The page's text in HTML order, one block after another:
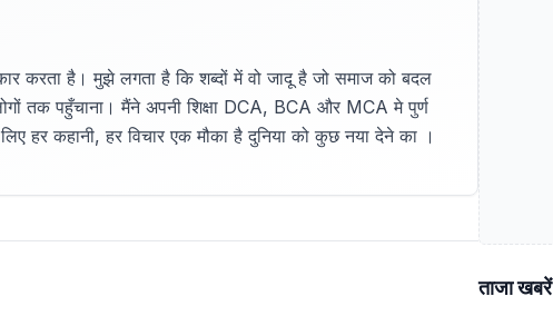
करता है। मुझे लगता है कि शब्दों में वो जादू है जो समाज को बदल
तक पहुँचाना। मैंने अपनी शिक्षा DCA, BCA और MCA मे पुर्ण
हर कहानी, हर विचार एक मौका है दुनिया को कुछ नया देने का ।
ताजा खबरें